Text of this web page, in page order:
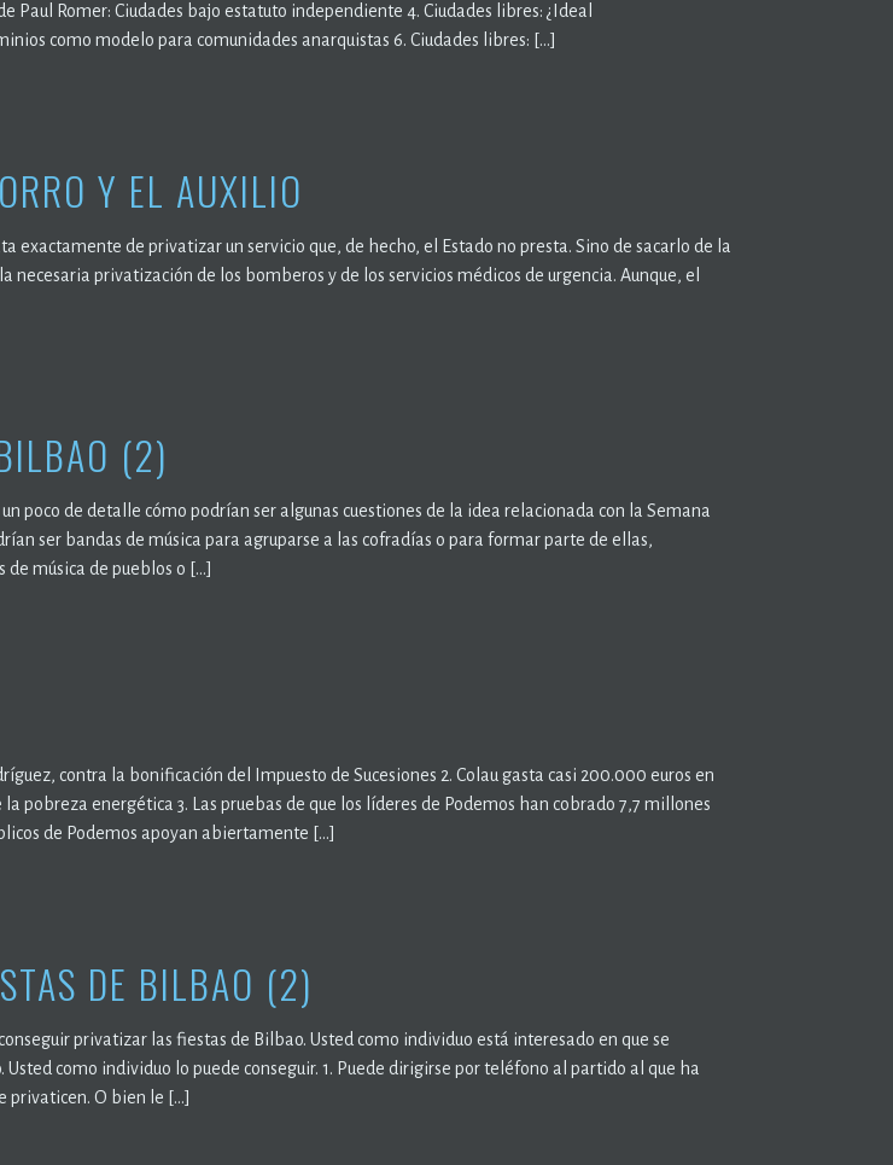
Paul Romer: Ciudades bajo estatuto independiente 4. Ciudades libres: ¿Ideal
como modelo para comunidades anarquistas 6. Ciudades libres: […]
Y EL AUXILIO
exactamente de privatizar un servicio que, de hecho, el Estado no presta. Sino de sacarlo de la
necesaria privatización de los bomberos y de los servicios médicos de urgencia. Aunque, el
(2)
poco de detalle cómo podrían ser algunas cuestiones de la idea relacionada con la Semana
ser bandas de música para agruparse a las cofradías o para formar parte de ellas,
música de pueblos o […]
contra la bonificación del Impuesto de Sucesiones 2. Colau gasta casi 200.000 euros en
pobreza energética 3. Las pruebas de que los líderes de Podemos han cobrado 7,7 millones
de Podemos apoyan abiertamente […]
DE BILBAO (2)
privatizar las fiestas de Bilbao. Usted como individuo está interesado en que se
como individuo lo puede conseguir. 1. Puede dirigirse por teléfono al partido al que ha
privaticen. O bien le […]